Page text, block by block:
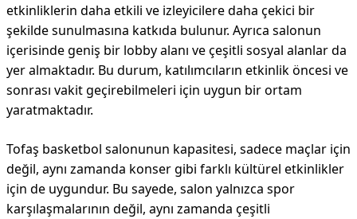
etkinliklerin daha etkili ve izleyicilere daha çekici bir
şekilde sunulmasına katkıda bulunur. Ayrıca salonun
içerisinde geniş bir lobby alanı ve çeşitli sosyal alanlar da
yer almaktadır. Bu durum, katılımcıların etkinlik öncesi ve
sonrası vakit geçirebilmeleri için uygun bir ortam
yaratmaktadır.
Tofaş basketbol salonunun kapasitesi, sadece maçlar için
değil, aynı zamanda konser gibi farklı kültürel etkinlikler
için de uygundur. Bu sayede, salon yalnızca spor
karşılaşmalarının değil, aynı zamanda çeşitli